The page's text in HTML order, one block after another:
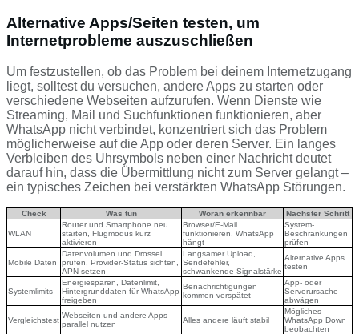
Alternative Apps/Seiten testen, um
Internetprobleme auszuschließen
Um festzustellen, ob das Problem bei deinem Internetzugang
liegt, solltest du versuchen, andere Apps zu starten oder
verschiedene Webseiten aufzurufen. Wenn Dienste wie
Streaming, Mail und Suchfunktionen funktionieren, aber
WhatsApp nicht verbindet, konzentriert sich das Problem
möglicherweise auf die App oder deren Server. Ein langes
Verbleiben des Uhrsymbols neben einer Nachricht deutet
darauf hin, dass die Übermittlung nicht zum Server gelangt –
ein typisches Zeichen bei verstärkten WhatsApp Störungen.
Check Was tun Woran erkennbar Nächster Schritt
WLAN
Router und Smartphone neu
starten, Flugmodus kurz
aktivieren
Browser/E-Mail
funktionieren, WhatsApp
hängt
System-
Beschränkungen
prüfen
Mobile Daten
Datenvolumen und Drossel
prüfen, Provider-Status sichten,
APN setzen
Langsamer Upload,
Sendefehler,
schwankende Signalstärke
Alternative Apps
testen
Systemlimits
Energiesparen, Datenlimit,
Hintergrunddaten für WhatsApp
freigeben
Benachrichtigungen
kommen verspätet
App- oder
Serverursache
abwägen
Vergleichstest
Webseiten und andere Apps
parallel nutzen
Alles andere läuft stabil
Mögliches
WhatsApp Down
beobachten